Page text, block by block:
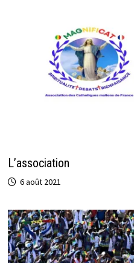
L’association
6 août 2021